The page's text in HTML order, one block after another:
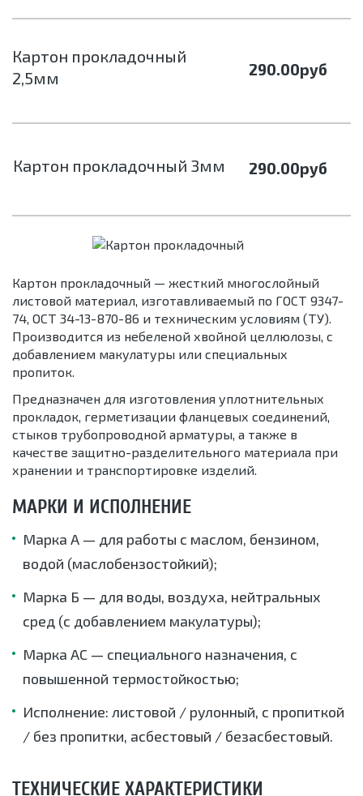
Картон прокладочный
2,5мм
290.00руб
Картон прокладочный 3мм 290.00руб
Картон прокладочный — жесткий многослойный
листовой материал, изготавливаемый по ГОСТ 9347-
74, ОСТ 34-13-870-86 и техническим условиям (ТУ).
Производится из небеленой хвойной целлюлозы, с
добавлением макулатуры или специальных
пропиток.
Предназначен для изготовления уплотнительных
прокладок, герметизации фланцевых соединений,
стыков трубопроводной арматуры, а также в
качестве защитно-разделительного материала при
хранении и транспортировке изделий.
МАРКИ И ИСПОЛНЕНИЕ
Марка А — для работы с маслом, бензином,
водой (маслобензостойкий);
Марка Б — для воды, воздуха, нейтральных
сред (с добавлением макулатуры);
Марка АС — специального назначения, с
повышенной термостойкостью;
Исполнение: листовой / рулонный, с пропиткой
/ без пропитки, асбестовый / безасбестовый.
ТЕХНИЧЕСКИЕ ХАРАКТЕРИСТИКИ